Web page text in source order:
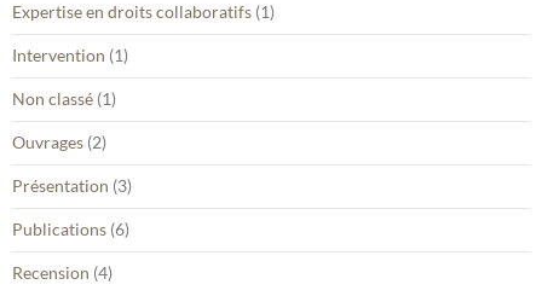
Expertise en droits collaboratifs (1)
Intervention (1)
Non classé (1)
Ouvrages (2)
Présentation (3)
Publications (6)
Recension (4)